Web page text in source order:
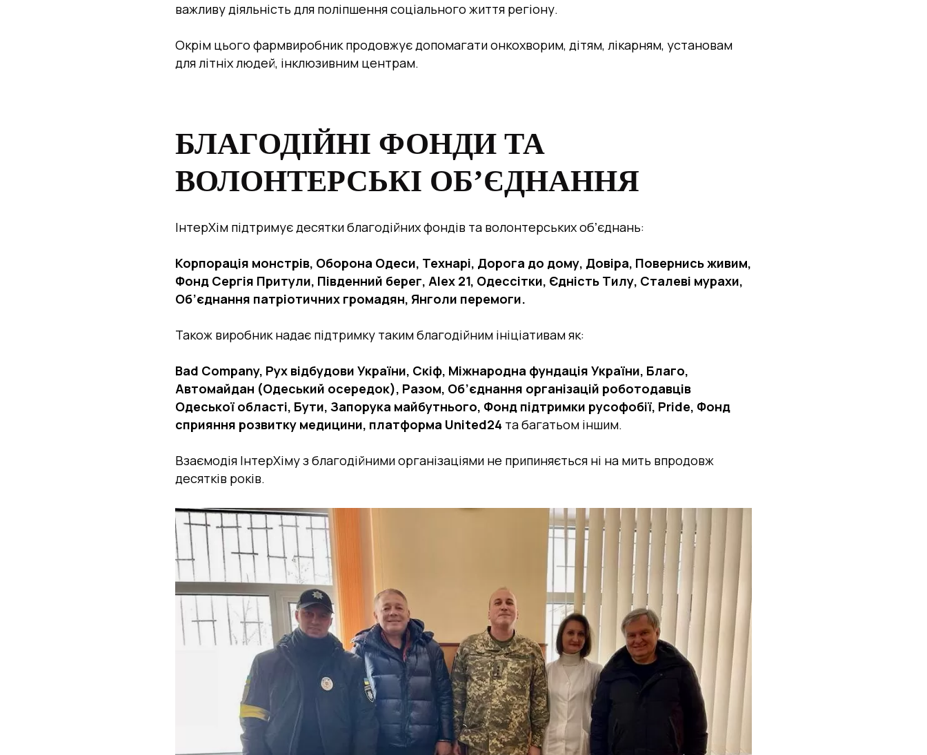
важливу діяльність для поліпшення соціального життя регіону.
Окрім цього фармвиробник продовжує допомагати онкохворим, дітям, лікарням, установам
для літніх людей, інклюзивним центрам.
БЛАГОДІЙНІ ФОНДИ ТА
ВОЛОНТЕРСЬКІ ОБ’ЄДНАННЯ
ІнтерХім підтримує десятки благодійних фондів та волонтерських обʼєднань:
Корпорація монстрів, Оборона Одеси, Технарі, Дорога до дому, Довіра, Повернись живим,
Фонд Сергія Притули, Південний берег, Alex 21, Одессітки, Єдність Тилу, Сталеві мурахи,
Об’єднання патріотичних громадян, Янголи перемоги.
Також виробник надає підтримку таким благодійним ініціативам як:
Bad Company, Рух відбудови України, Скіф, Міжнародна фундація України, Благо,
Автомайдан (Одеський осередок), Разом, Об’єднання організацій роботодавців
Одеської області, Бути, Запорука майбутнього, Фонд підтримки русофобії, Pride, Фонд
сприяння розвитку медицини, платформа United24 та багатьом іншим.
Взаємодія ІнтерХіму з благодійними організаціями не припиняється ні на мить впродовж
десятків років.